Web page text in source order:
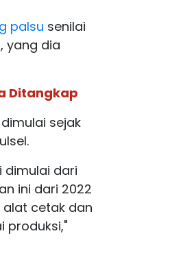
palsu senilai
yang dia
Ditangkap
sejak
dimulai dari
ini dari 2022
alat cetak dan
produksi,"